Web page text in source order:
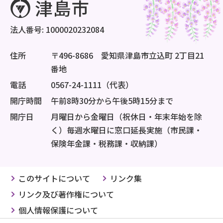
法人番号: 1000020232084
住所
〒496-8686 愛知県津島市立込町 2丁目21
番地
電話
0567-24-1111（代表）
開庁時間
午前8時30分から午後5時15分まで
開庁日
月曜日から金曜日（祝休日・年末年始を除
く）毎週水曜日に窓口延長実施（市民課・
保険年金課・税務課・収納課）
このサイトについて
リンク集
リンク及び著作権について
個人情報保護について